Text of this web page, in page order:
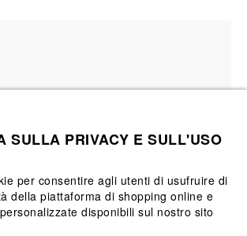
SULLA PRIVACY E SULL'USO
per consentire agli utenti di usufruire di
della piattaforma di shopping online e
disponibili sul nostro sito